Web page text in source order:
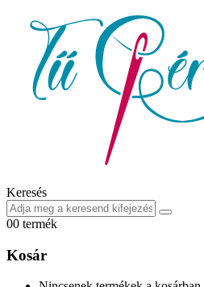
Keresés
00 termék
Kosár